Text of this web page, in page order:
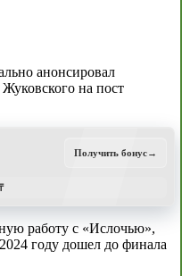
анонсировал
на пост
Получить бонус→
работу с «Ислочью»,
году дошел до финала